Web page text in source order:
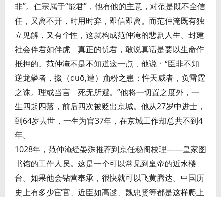
非”。仁宗属于“能君”，他有他的主意，对范是既不全信
任，又离不开，时用时弃，即信即离。而范仲淹既有独
立见解，又有个性，这就构成范仲淹的悲剧人生。封建
社会伴君如伴虎，真正的忧君，敢说真话是要以生命作
抵押的。范仲淹不是不知道这一点，他说：“臣非不知
逆龙鳞者，掇（duō,遭）齑粉之患；忤天威者，负雷霆
之诛。理或当言，死无所避。”他将一切置之度外，一
生四起四落，前后四次被贬出京城。他从27岁中进士，
到64岁去世，一生为官37年，在京城工作却总共不到4
年。
1028年，范仲淹经晏殊推荐到京任秘阁校理——皇家图
书馆的工作人员。这是一个可以常见到皇帝的近水楼
台。如果他会钻营奉承，很快就可以飞黄腾达。中国历
史上有多少宦官、近臣如高逑、魏忠贤等都是这样爬上